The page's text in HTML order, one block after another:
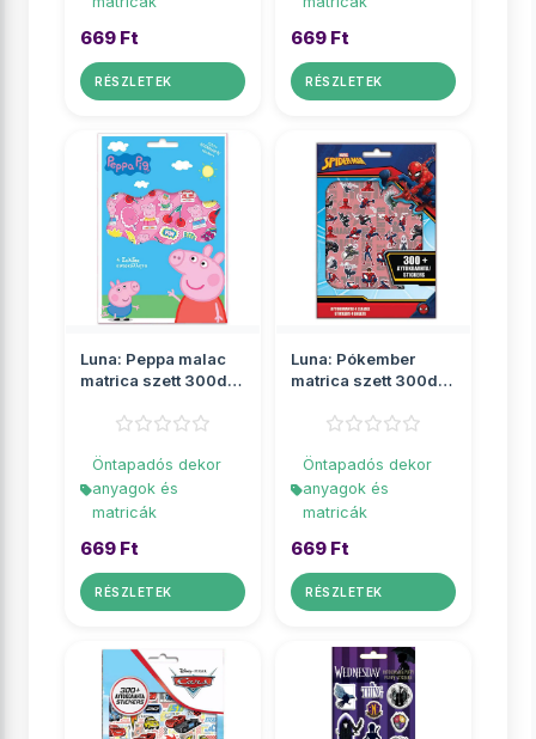
669 Ft
RÉSZLETEK
669 Ft
RÉSZLETEK
Luna: Peppa malac
matrica szett 300db-
Öntapadós dekor
anyagok és
matricák
669 Ft
RÉSZLETEK
Luna: Pókember
matrica szett 300db-
Öntapadós dekor
anyagok és
matricák
669 Ft
RÉSZLETEK